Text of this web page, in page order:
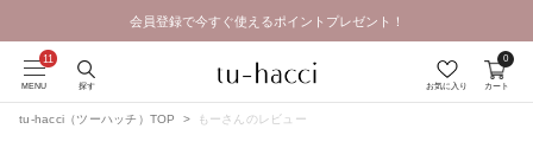
会員登録で今すぐ使えるポイントプレゼント！
MENU 探す お気に入り カート
0
tu-hacci（ツーハッチ）TOP もーさんのレビュー